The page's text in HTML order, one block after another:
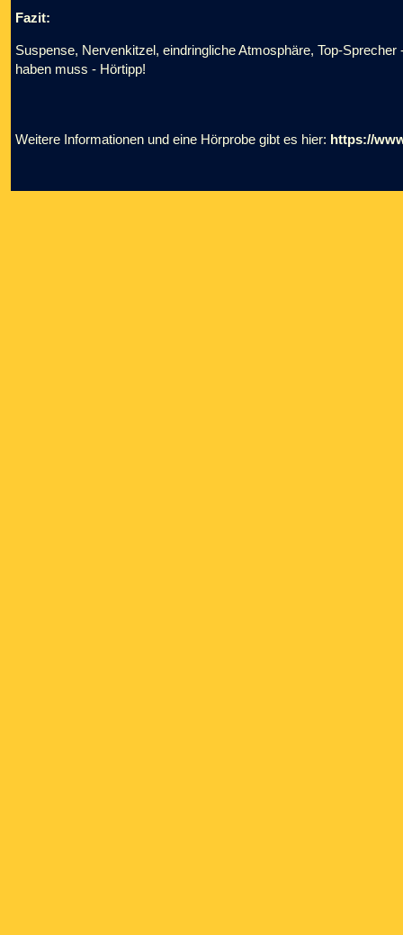
Fazit:
Suspense, Nervenkitzel, eindringliche Atmosphäre, Top-
haben muss - Hörtipp!
Weitere Informationen und eine Hörprobe gibt es hier: https://